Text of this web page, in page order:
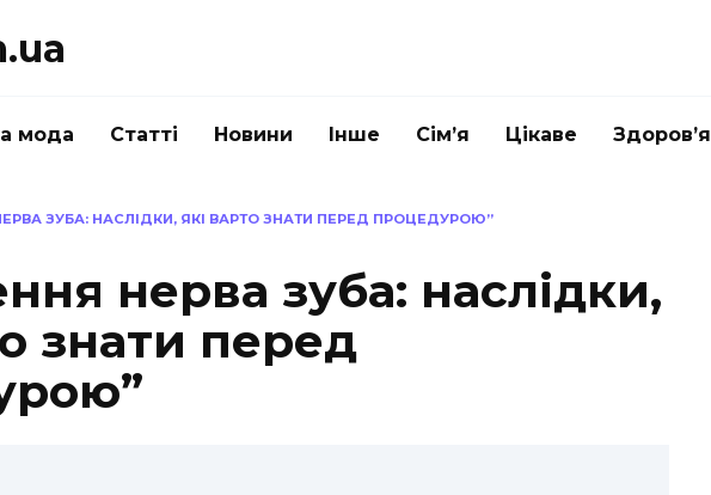
мода Статті Новини Інше Сім’я Цікаве Здоров’я
ЗУБА: НАСЛІДКИ, ЯКІ ВАРТО ЗНАТИ ПЕРЕД ПРОЦЕДУРОЮ”
нерва зуба: наслідки,
знати перед